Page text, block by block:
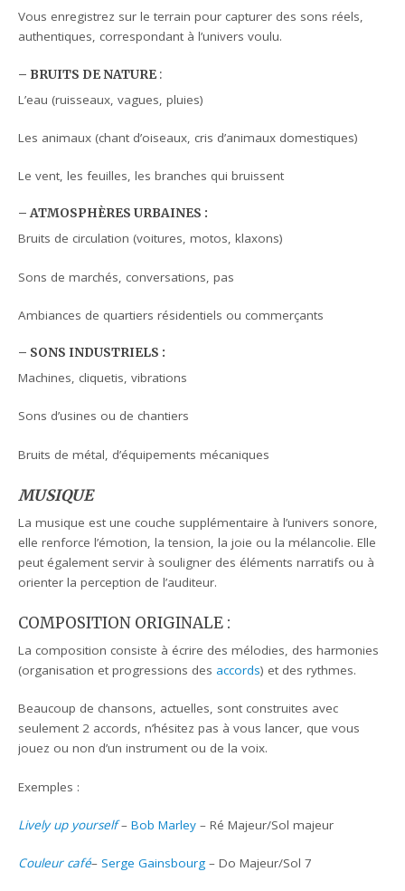
Vous enregistrez sur le terrain pour capturer des sons réels,
authentiques, correspondant à l’univers voulu.
– BRUITS DE NATURE :
L’eau (ruisseaux, vagues, pluies)
Les animaux (chant d’oiseaux, cris d’animaux domestiques)
Le vent, les feuilles, les branches qui bruissent
– ATMOSPHÈRES URBAINES :
Bruits de circulation (voitures, motos, klaxons)
Sons de marchés, conversations, pas
Ambiances de quartiers résidentiels ou commerçants
– SONS INDUSTRIELS :
Machines, cliquetis, vibrations
Sons d’usines ou de chantiers
Bruits de métal, d’équipements mécaniques
MUSIQUE
La musique est une couche supplémentaire à l’univers sonore,
elle renforce l’émotion, la tension, la joie ou la mélancolie. Elle
peut également servir à souligner des éléments narratifs ou à
orienter la perception de l’auditeur.
COMPOSITION ORIGINALE :
La composition consiste à écrire des mélodies, des harmonies
(organisation et progressions des accords) et des rythmes.
Beaucoup de chansons, actuelles, sont construites avec
seulement 2 accords, n’hésitez pas à vous lancer, que vous
jouez ou non d’un instrument ou de la voix.
Exemples :
Lively up yourself–Bob Marley – Ré Majeur/Sol majeur
Couleur café–Serge Gainsbourg – Do Majeur/Sol 7